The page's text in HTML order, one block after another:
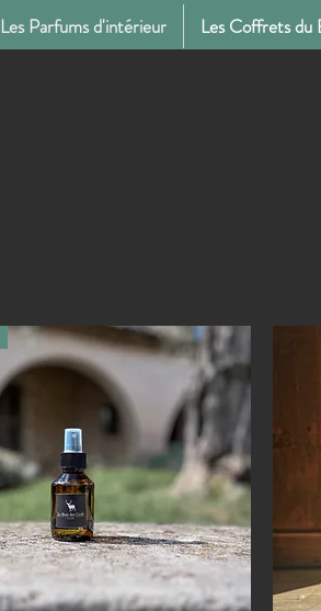
Les Parfums d'intérieur Les Coffrets du